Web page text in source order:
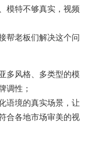
模特不够真实，视频
帮老板们解决这个问
多风格、多类型的模
调性；
语境的真实场景，让
合各地市场审美的视